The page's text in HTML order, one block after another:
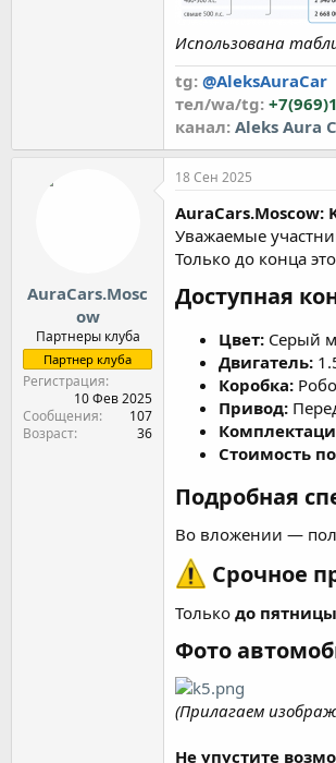
Использована
tg: @AleksAuraCar
тел/wa/tg:
канал: Аleks Aura
AuraCars.Mosc
ow
Партнеры клуба
Партнер клуба
Регистрация
10 Фев 2025
Сообщения
107
Возраст
36
18 Сен 2025
Уважаемые
Только до конца
Доступная
Цвет: Серый
Двигатель:
Коробка:
Привод:
Стоимость
Подробная
Во вложении —
Срочное
Только до пятницы
Фото
(Прилагаем
Не упустите